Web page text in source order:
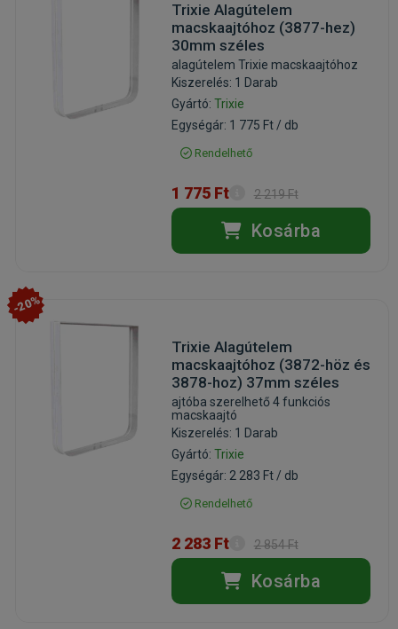
Trixie Alagútelem
macskaajtóhoz (3877-hez)
30mm széles
alagútelem Trixie macskaajtóhoz
Kiszerelés: 1 Darab
Gyártó: Trixie
Egységár: 1 775 Ft / db
Rendelhető
1 775 Ft 2 219 Ft
Kosárba
-20%
Trixie Alagútelem
macskaajtóhoz (3872-höz és
3878-hoz) 37mm széles
ajtóba szerelhető 4 funkciós
macskaajtó
Kiszerelés: 1 Darab
Gyártó: Trixie
Egységár: 2 283 Ft / db
Rendelhető
2 283 Ft 2 854 Ft
Kosárba